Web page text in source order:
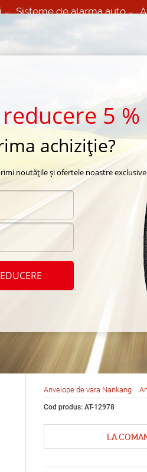
Sisteme de alarma auto
Nankang NS2 Ultra Sport 205/40 R16 83V
205/
Anvelope de vara Nankang
Cod produs: AT-12978
LA
5 %
achiziție?
noutățile și ofertele noastre exclusive